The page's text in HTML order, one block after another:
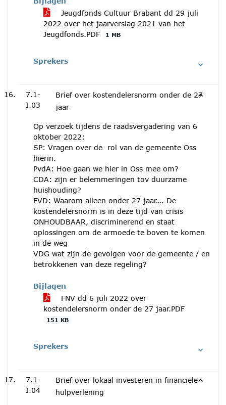
Jeugdfonds Cultuur Brabant dd 29 juli
2022 over het jaarverslag 2021 van het
Jeugdfonds.PDF
1 MB
Sprekers
7.1-
I.03
Brief over kostendelersnorm onder de 27
jaar
Op verzoek tijdens de raadsvergadering van 6
oktober 2022:
SP: Vragen over de rol van de gemeente Oss
hierin.
PvdA: Hoe gaan we hier in Oss mee om?
CDA: zijn er belemmeringen tov duurzame
huishouding?
FVD: Waarom alleen onder 27 jaar…. De
kostendelersnorm is in deze tijd van crisis
ONHOUDBAAR, discriminerend en staat
oplossingen om de armoede te boven te komen
in de weg
VDG wat zĳn de gevolgen voor de gemeente / en
betrokkenen van deze regeling?
Bijlagen
FNV dd 6 juli 2022 over
kostendelersnorm onder de 27 jaar.PDF
151 KB
Sprekers
7.1-
I.04
Brief over lokaal investeren in financiële
hulpverlening